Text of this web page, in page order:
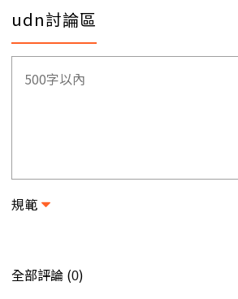
udn討論區
規範
全部評論 (0)